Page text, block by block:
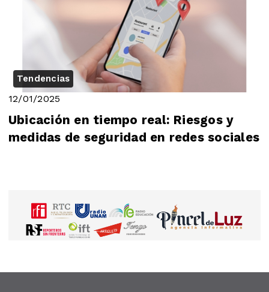
Tendencias
12/01/2025
Ubicación en tiempo real: Riesgos y
medidas de seguridad en redes sociales